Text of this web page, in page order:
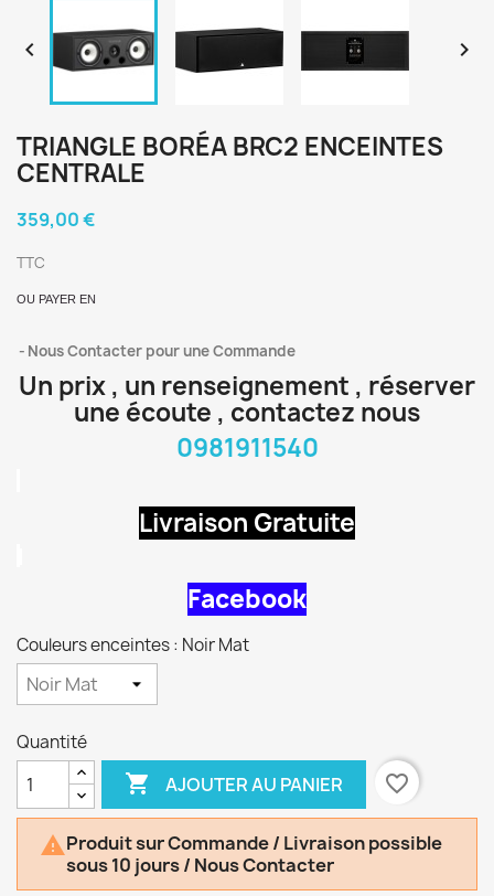
 
TRIANGLE BORÉA BRC2 ENCEINTES
CENTRALE
359,00 €
TTC
OU PAYER EN
Nous Contacter pour une Commande
Un prix , un renseignement , réserver
une écoute , contactez nous
0981911540
Livraison Gratuite
Facebook
Couleurs enceintes : Noir Mat
Quantité
 AJOUTER AU PANIER favorite_border
Produit sur Commande / Livraison possible
sous 10 jours / Nous Contacter